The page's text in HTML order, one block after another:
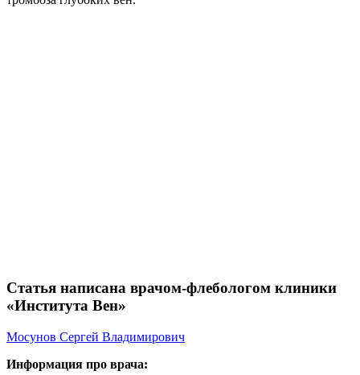
Статья написана врачом-флебологом клиники
«Института Вен»
Мосунов Сергей Владимирович
Информация про врача: